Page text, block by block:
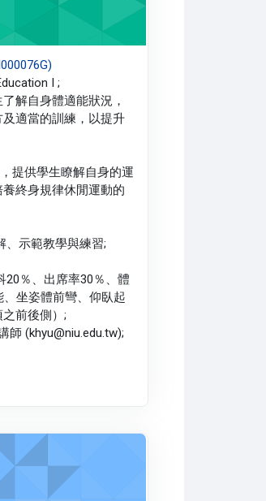
I ;
解自身體適能狀況，
適當的訓練，以提升
提供學生瞭解自身的運
終身規律休閒運動的
、示範教學與練習;
20％、出席率30％、體
坐姿體前彎、仰臥起
前後側）;
師 (khyu@niu.edu.tw);